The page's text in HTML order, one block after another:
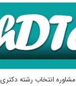
مشاوره انتخاب رشته دکتری